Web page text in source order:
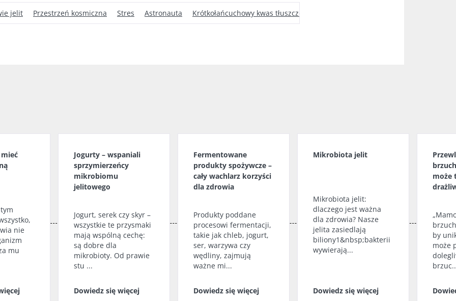
jelit Przestrzeń kosmiczna Stres Astronauta Krótkołańcuchowy kwas tłuszczowy
nie
mu
Jogurty – wspaniali
sprzymierzeńcy
mikrobiomu
jelitowego
Jogurt, serek czy skyr –
wszystkie te przysmaki
mają wspólną cechę:
są dobre dla
mikrobioty. Od prawie
stu ...
Dowiedz się więcej
Fermentowane
produkty spożywcze –
cały wachlarz korzyści
dla zdrowia
Produkty poddane
procesowi fermentacji,
takie jak chleb, jogurt,
ser, warzywa czy
wędliny, zajmują
ważne mi...
Dowiedz się więcej
Mikrobiota jelit
Mikrobiota jelit:
dlaczego jest ważna
dla zdrowia? Nasze
jelita zasiedlają
biliony1&nbsp;bakterii
wywierają...
Dowiedz się więcej
może
by
może
23/07/2026